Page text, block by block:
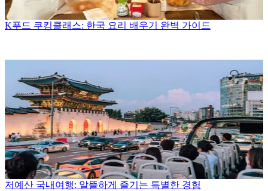
K푸드 쿠킹클래스: 한국 요리 배우기 완벽 가이드
저예산 국내여행: 알뜰하게 즐기는 특별한 경험